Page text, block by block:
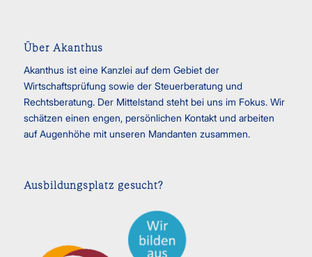
Über Akanthus
Akanthus ist eine Kanzlei auf dem Gebiet der
Wirtschaftsprüfung sowie der Steuerberatung und
Rechtsberatung. Der Mittelstand steht bei uns im Fokus. Wir
schätzen einen engen, persönlichen Kontakt und arbeiten
auf Augenhöhe mit unseren Mandanten zusammen.
Ausbildungsplatz gesucht?